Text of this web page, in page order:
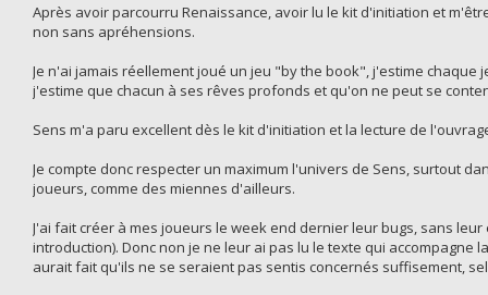
Après avoir parcourru Renaissance, avoir lu le kit d'initiation et
non sans apréhensions.
Je n'ai jamais réellement joué un jeu "by the book", j'estime
j'estime que chacun à ses rêves profonds et qu'on ne peut se
Sens m'a paru excellent dès le kit d'initiation et la lecture de
Je compte donc respecter un maximum l'univers de Sens, surtout
joueurs, comme des miennes d'ailleurs.
J'ai fait créer à mes joueurs le week end dernier leur bugs, sans
introduction). Donc non je ne leur ai pas lu le texte qui
aurait fait qu'ils ne se seraient pas sentis concernés suffisement,